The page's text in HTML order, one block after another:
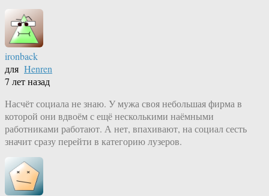
ironback
для Henren
7 лет назад
Насчёт социала не знаю. У мужа своя небольшая фирма в
которой они вдвоём с ещё несколькими наёмными
работниками работают. А нет, впахивают, на социал сесть
значит сразу перейти в категорию лузеров.